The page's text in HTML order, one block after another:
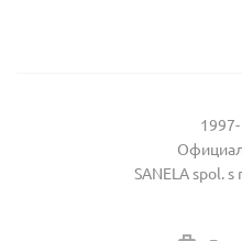
SANELA spol.